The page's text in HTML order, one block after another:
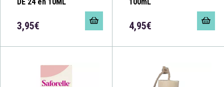
3,95€ 4,95€